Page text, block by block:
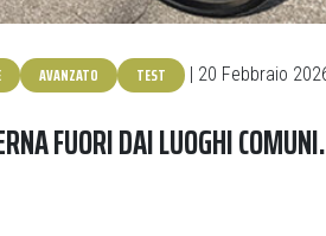
AVANZATO TEST | 20 Febbraio
FUORI DAI LUOGHI